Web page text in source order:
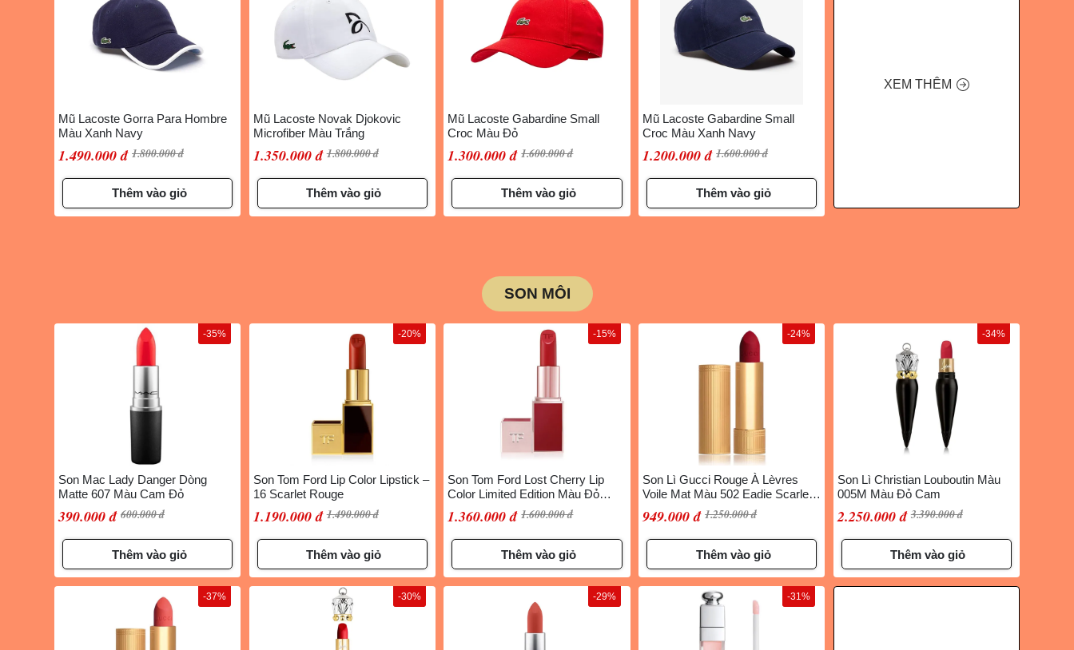
Mũ Lacoste Gorra Para Hombre
Màu Xanh Navy
1.490.000 đ 1.800.000 đ
Thêm vào giỏ
Mũ Lacoste Novak Djokovic
Microfiber Màu Trắng
1.350.000 đ 1.800.000 đ
Thêm vào giỏ
Mũ Lacoste Gabardine Small
Croc Màu Đỏ
1.300.000 đ 1.600.000 đ
Thêm vào giỏ
Mũ Lacoste Gabardine Small
Croc Màu Xanh Navy
1.200.000 đ 1.600.000 đ
Thêm vào giỏ
XEM THÊM
SON MÔI
Son Mac Lady Danger Dòng
Matte 607 Màu Cam Đỏ
390.000 đ 600.000 đ
-35%
Thêm vào giỏ
Son Tom Ford Lip Color Lipstick –
16 Scarlet Rouge
1.190.000 đ 1.490.000 đ
-20%
Thêm vào giỏ
Son Tom Ford Lost Cherry Lip
Color Limited Edition Màu Đỏ
1.360.000 đ 1.600.000 đ
-15%
Thêm vào giỏ
Son Lì Gucci Rouge À Lèvres
Voile Mat Màu 502 Eadie Scarlet
Màu Đỏ Lạnh Pha Hồng
949.000 đ 1.250.000 đ
-24%
Thêm vào giỏ
Son Lì Christian Louboutin Màu
005M Màu Đỏ Cam
2.250.000 đ 3.390.000 đ
-34%
Thêm vào giỏ
-37% -30% -29% -31%